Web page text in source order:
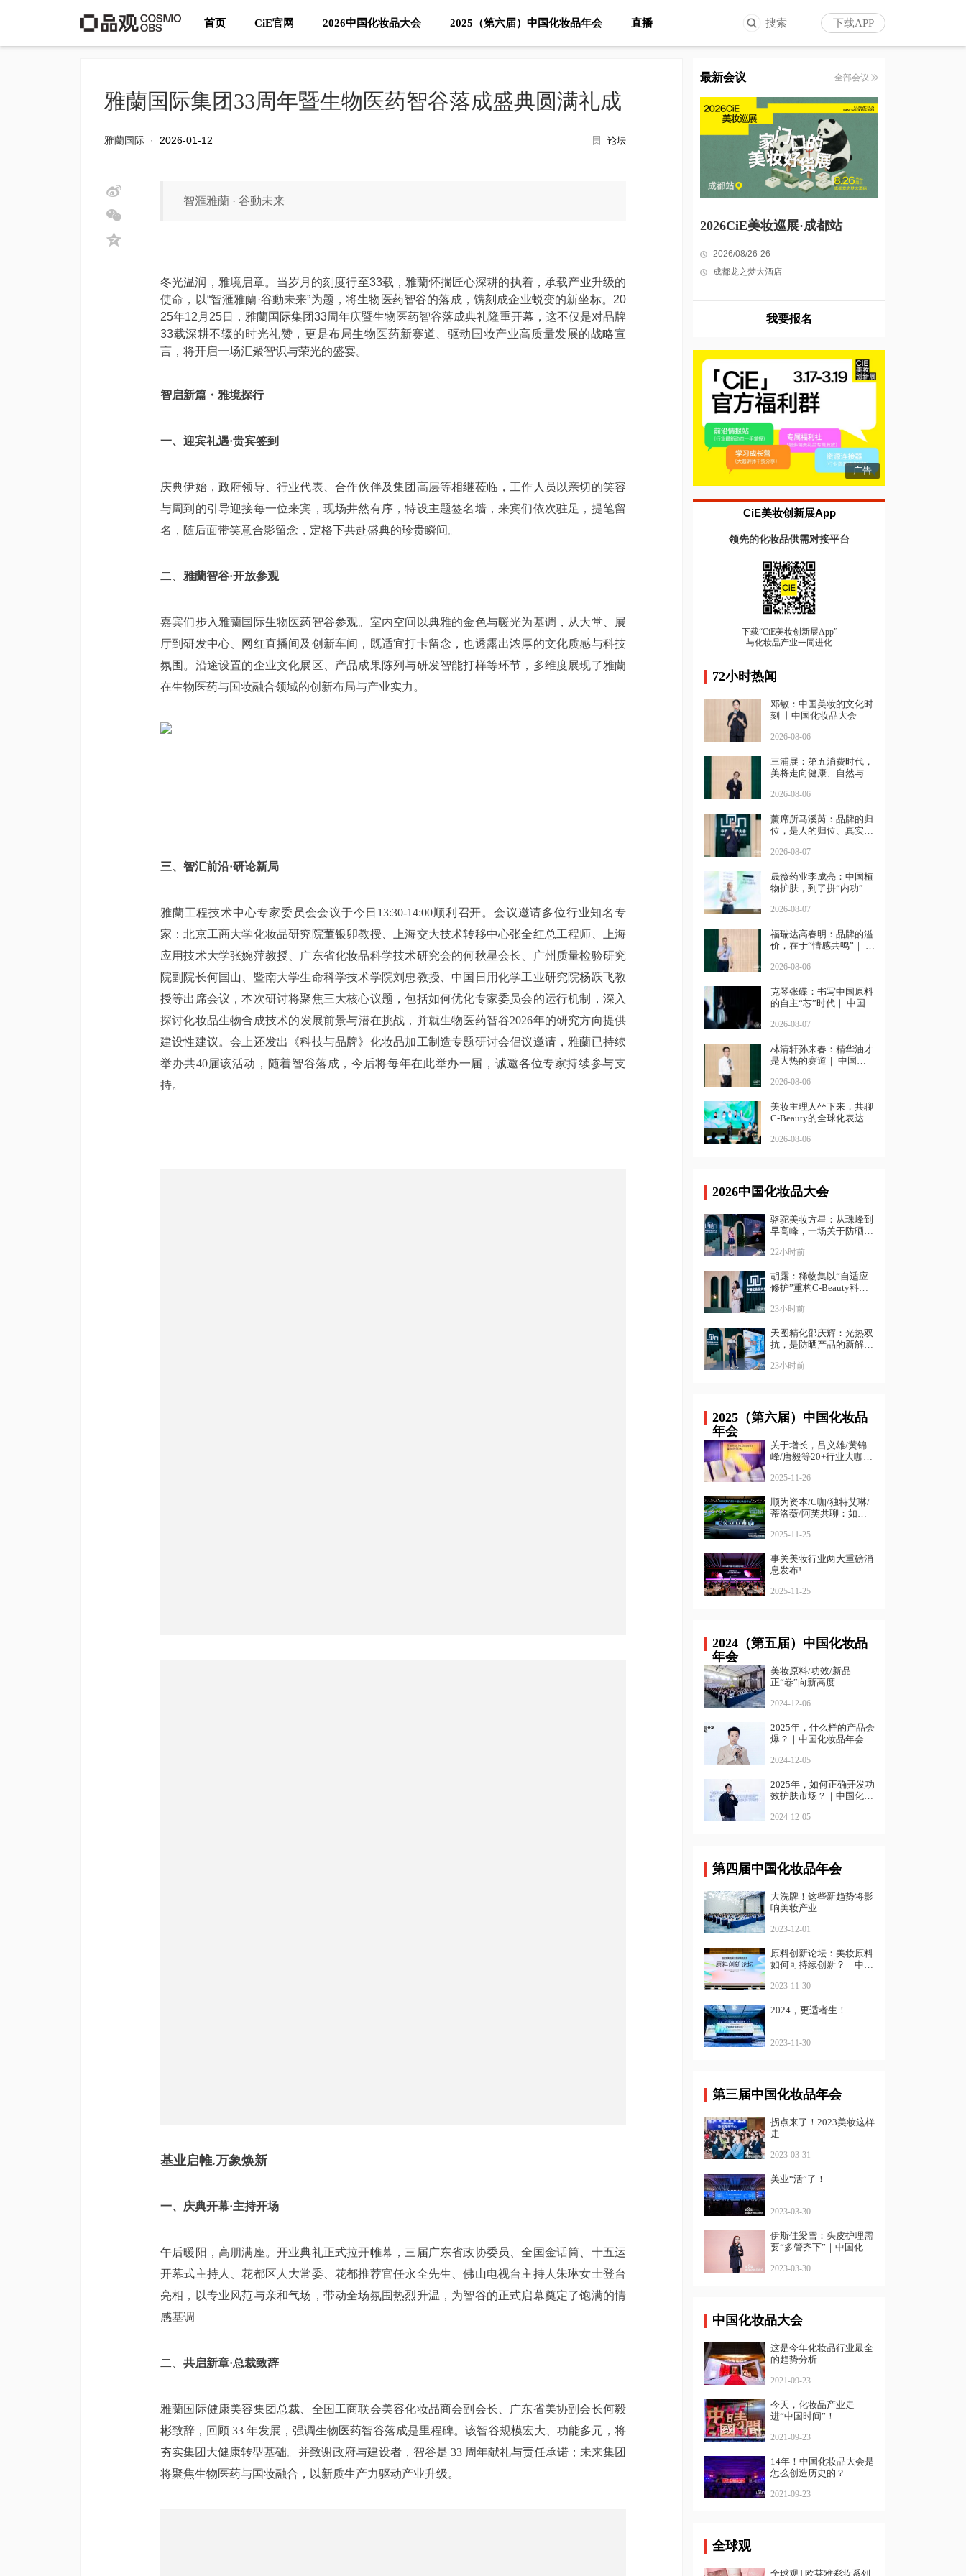
首页 CiE官网 2026中国化妆品大会 2025（第六届）中国化妆品年会 直播 下载APP
搜索
雅蘭国际集团33周年暨生物医药智谷落成盛典圆满礼成
论坛
雅蘭国际 · 2026-01-12
智滙雅蘭 · 谷動未来
冬光温润，雅境启章。当岁月的刻度行至33载，雅蘭怀揣匠心深耕的执着，承载产业升级的
使命，以“智滙雅蘭·谷動未来”为题，将生物医药智谷的落成，镌刻成企业蜕变的新坐标。20
25年12月25日，雅蘭国际集团33周年庆暨生物医药智谷落成典礼隆重开幕，这不仅是对品牌
33载深耕不辍的时光礼赞，更是布局生物医药新赛道、驱动国妆产业高质量发展的战略宣
言，将开启一场汇聚智识与荣光的盛宴。
智启新篇・雅境探行
一、迎宾礼遇·贵宾签到
庆典伊始，政府领导、行业代表、合作伙伴及集团高层等相继莅临，工作人员以亲切的笑容
与周到的引导迎接每一位来宾，现场井然有序，特设主题签名墙，来宾们依次驻足，提笔留
名，随后面带笑意合影留念，定格下共赴盛典的珍贵瞬间。
二、 雅蘭智谷·开放参观
嘉宾们步入雅蘭国际生物医药智谷参观。室内空间以典雅的金色与暖光为基调，从大堂、展
厅到研发中心、网红直播间及创新车间，既适宜打卡留念，也透露出浓厚的文化质感与科技
氛围。沿途设置的企业文化展区、产品成果陈列与研发智能打样等环节，多维度展现了雅蘭
在生物医药与国妆融合领域的创新布局与产业实力。
三、智汇前沿·研论新局
雅蘭工程技术中心专家委员会会议于今日13:30-14:00顺利召开。会议邀请多位行业知名专
家：北京工商大学化妆品研究院董银卯教授、上海交大技术转移中心张全红总工程师、上海
应用技术大学张婉萍教授、广东省化妆品科学技术研究会的何秋星会长、广州质量检验研究
院副院长何国山、暨南大学生命科学技术学院刘忠教授、中国日用化学工业研究院杨跃飞教
授等出席会议，本次研讨将聚焦三大核心议题，包括如何优化专家委员会的运行机制，深入
探讨化妆品生物合成技术的发展前景与潜在挑战，并就生物医药智谷2026年的研究方向提供
建设性建议。会上还发出《科技与品牌》化妆品加工制造专题研讨会倡议邀请，雅蘭已持续
举办共40届该活动，随着智谷落成，今后将每年在此举办一届，诚邀各位专家持续参与支
持。
基业启帷.万象焕新
一、庆典开幕·主持开场
午后暖阳，高朋满座。开业典礼正式拉开帷幕，三届广东省政协委员、全国金话筒、十五运
开幕式主持人、花都区人大常委、花都推荐官任永全先生、佛山电视台主持人朱琳女士登台
亮相，以专业风范与亲和气场，带动全场氛围热烈升温，为智谷的正式启幕奠定了饱满的情
感基调
二、 共启新章·总裁致辞
雅蘭国际健康美容集团总裁、全国工商联会美容化妆品商会副会长、广东省美协副会长何毅
彬致辞，回顾 33 年发展，强调生物医药智谷落成是里程碑。该智谷规模宏大、功能多元，将
夯实集团大健康转型基础。并致谢政府与建设者，智谷是 33 周年献礼与责任承诺；未来集团
将聚焦生物医药与国妆融合，以新质生产力驱动产业升级。
最新会议 全部会议
2026CiE美妆巡展·成都站
2026/08/26-26
成都龙之梦大酒店
我要报名
广告
CiE美妆创新展App
领先的化妆品供需对接平台
下载“CiE美妆创新展App”
与化妆品产业一同进化
72小时热闻
邓敏：中国美妆的文化时
刻 丨中国化妆品大会
2026-08-06
三浦展：第五消费时代，
美将走向健康、自然与坚
2026-08-06
薰席所马溪芮：品牌的归
位，是人的归位、真实的
2026-08-07
晟薇药业李成亮：中国植
物护肤，到了拼“内功”的
2026-08-07
福瑞达高春明：品牌的溢
价，在于“情感共鸣”｜ 中
2026-08-06
克琴张碟：书写中国原料
的自主“芯”时代｜ 中国化
2026-08-07
林清轩孙来春：精华油才
是大热的赛道｜ 中国化
2026-08-06
美妆主理人坐下来，共聊
C-Beauty的全球化表达丨
2026-08-06
2026中国化妆品大会
骆驼美妆方星：从珠峰到
早高峰，一场关于防晒
品大会
22小时前
胡露：稀物集以“自适应
修护”重构C-Beauty科学
23小时前
天图精化邵庆辉：光热双
抗，是防晒产品的新解法
23小时前
2025（第六届）中国化妆品
年会
关于增长，吕义雄/黄锦
峰/唐毅等20+行业大咖给
2025-11-26
顺为资本/C咖/独特艾琳/
蒂洛薇/阿芙共聊：如何
2025-11-25
事关美妆行业两大重磅消
息发布!
2025-11-25
2024（第五届）中国化妆品
年会
美妆原料/功效/新品
正“卷”向新高度
2024-12-06
2025年，什么样的产品会
爆？｜中国化妆品年会
2024-12-05
2025年，如何正确开发功
效护肤市场？｜中国化妆
2024-12-05
第四届中国化妆品年会
大洗牌！这些新趋势将影
响美妆产业
2023-12-01
原料创新论坛：美妆原料
如何可持续创新？｜中国
2023-11-30
2024，更适者生！
2023-11-30
第三届中国化妆品年会
拐点来了！2023美妆这样
走
2023-03-31
美业“活”了！
2023-03-30
伊斯佳梁雪：头皮护理需
要“多管齐下”｜中国化妆
2023-03-30
中国化妆品大会
这是今年化妆品行业最全
的趋势分析
2021-09-23
今天，化妆品产业走
进“中国时间”！
2021-09-23
14年！中国化妆品大会是
怎么创造历史的？
2021-09-23
全球观
全球观 | 欧莱雅彩妆系列